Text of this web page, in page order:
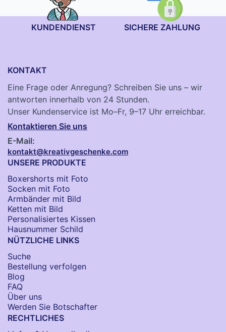
KUNDENDIENST SICHERE ZAHLUNG
KONTAKT
Eine Frage oder Anregung? Schreiben Sie uns – wir
antworten innerhalb von 24 Stunden.
Unser Kundenservice ist Mo–Fr, 9–17 Uhr erreichbar.
Kontaktieren Sie uns
E-Mail:
kontakt@kreativgeschenke.com
UNSERE PRODUKTE
Boxershorts mit Foto
Socken​ mit Foto
Armbänder mit Bild​
Ketten mit Bild
Personalisiertes Kissen
Hausnummer Schild
NÜTZLICHE LINKS
Suche
Bestellung verfolgen
Blog
FAQ
Über uns
Werden Sie Botschafter
RECHTLICHES